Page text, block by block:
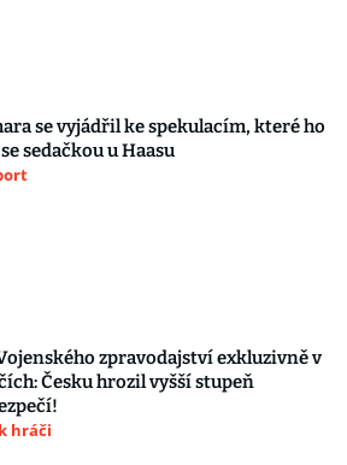
se vyjádřil ke spekulacím, které ho
sedačkou u Haasu
zpravodajství exkluzivně v
Česku hrozil vyšší stupeň
hráči